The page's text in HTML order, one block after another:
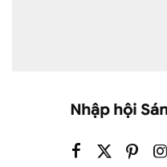
Nhập hội